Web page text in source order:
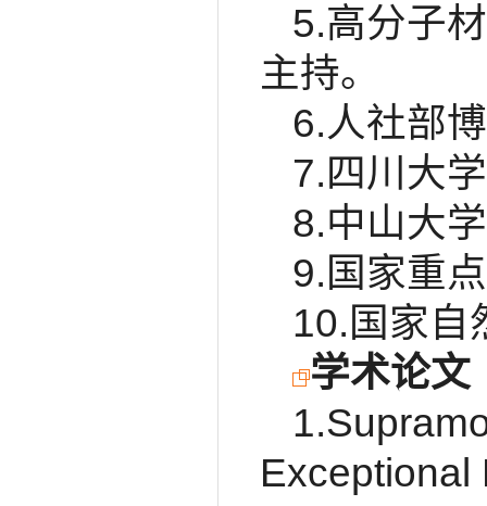
5.高分子
主持。
6.人社部
7.四川大
8.中山大
9.国家重
10.国家自
学术论文
Exceptional